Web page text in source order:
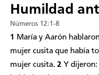
Humildad
Números 12:1-8
1
María y Aarón
mujer cusita que había
mujer cusita. 2 Y dijeron: